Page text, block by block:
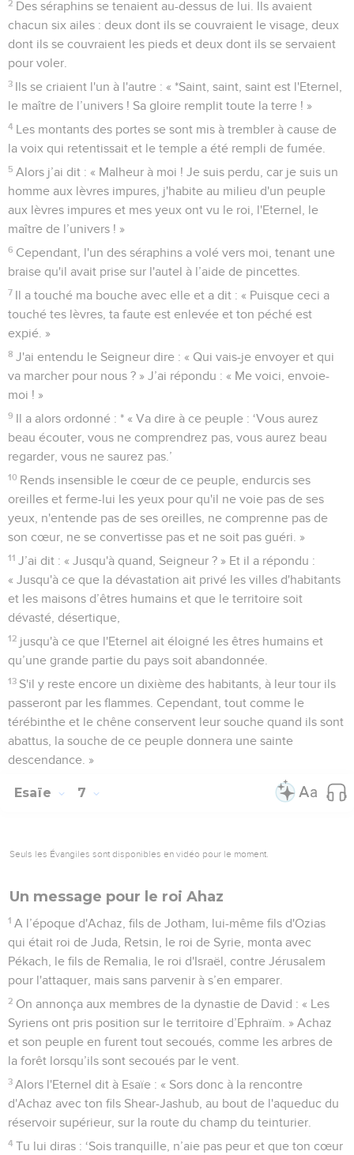
2 Des séraphins se tenaient au-dessus de lui. Ils avaient
chacun six ailes : deux dont ils se couvraient le visage, deux
dont ils se couvraient les pieds et deux dont ils se servaient
pour voler.
3 Ils se criaient l'un à l'autre : « *Saint, saint, saint est l'Eternel,
le maître de l’univers ! Sa gloire remplit toute la terre ! »
4 Les montants des portes se sont mis à trembler à cause de
la voix qui retentissait et le temple a été rempli de fumée.
5 Alors j’ai dit : « Malheur à moi ! Je suis perdu, car je suis un
homme aux lèvres impures, j'habite au milieu d'un peuple
aux lèvres impures et mes yeux ont vu le roi, l'Eternel, le
maître de l’univers ! »
6 Cependant, l'un des séraphins a volé vers moi, tenant une
braise qu'il avait prise sur l'autel à l’aide de pincettes.
7 Il a touché ma bouche avec elle et a dit : « Puisque ceci a
touché tes lèvres, ta faute est enlevée et ton péché est
expié. »
8 J'ai entendu le Seigneur dire : « Qui vais-je envoyer et qui
va marcher pour nous ? » J’ai répondu : « Me voici, envoie-
moi ! »
9 Il a alors ordonné : * « Va dire à ce peuple : ‘Vous aurez
beau écouter, vous ne comprendrez pas, vous aurez beau
regarder, vous ne saurez pas.’
10 Rends insensible le cœur de ce peuple, endurcis ses
oreilles et ferme-lui les yeux pour qu'il ne voie pas de ses
yeux, n'entende pas de ses oreilles, ne comprenne pas de
son cœur, ne se convertisse pas et ne soit pas guéri. »
11 J’ai dit : « Jusqu'à quand, Seigneur ? » Et il a répondu :
« Jusqu'à ce que la dévastation ait privé les villes d'habitants
et les maisons d’êtres humains et que le territoire soit
dévasté, désertique,
12 jusqu'à ce que l'Eternel ait éloigné les êtres humains et
qu’une grande partie du pays soit abandonnée.
13 S'il y reste encore un dixième des habitants, à leur tour ils
passeront par les flammes. Cependant, tout comme le
térébinthe et le chêne conservent leur souche quand ils sont
abattus, la souche de ce peuple donnera une sainte
descendance. »
Esaïe 7
Seuls les Évangiles sont disponibles en vidéo pour le moment.
Un message pour le roi Ahaz
1 A l’époque d'Achaz, fils de Jotham, lui-même fils d'Ozias
qui était roi de Juda, Retsin, le roi de Syrie, monta avec
Pékach, le fils de Remalia, le roi d'Israël, contre Jérusalem
pour l'attaquer, mais sans parvenir à s’en emparer.
2 On annonça aux membres de la dynastie de David : « Les
Syriens ont pris position sur le territoire d’Ephraïm. » Achaz
et son peuple en furent tout secoués, comme les arbres de
la forêt lorsqu’ils sont secoués par le vent.
3 Alors l'Eternel dit à Esaïe : « Sors donc à la rencontre
d'Achaz avec ton fils Shear-Jashub, au bout de l'aqueduc du
réservoir supérieur, sur la route du champ du teinturier.
4 Tu lui diras : ‘Sois tranquille, n’aie pas peur et que ton cœur